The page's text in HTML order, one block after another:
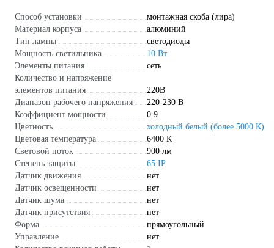
Способ установки
монтажная скоба (лира)
Материал корпуса
алюминий
Тип лампы
светодиоды
Мощность светильника
10 Вт
Элементы питания
сеть
Количество и напряжение
элементов питания
220В
Диапазон рабочего напряжения
220-230 В
Коэффициент мощности
0.9
Цветность
холодный белый (более 5000 К)
Цветовая температура
6400 К
Световой поток
900 лм
Степень защиты
65 IP
Датчик движения
нет
Датчик освещенности
нет
Датчик шума
нет
Датчик присутствия
нет
Форма
прямоугольный
Управление
нет